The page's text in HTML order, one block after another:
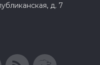
д. 7